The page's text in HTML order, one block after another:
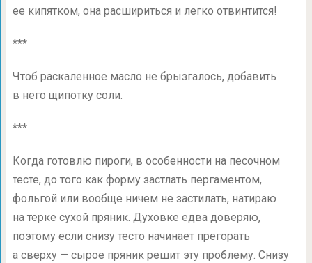
ее кипятком, она расшириться и легко отвинтится!
***
Чтоб раскаленное масло не брызгалось, добавить
в него щипотку соли.
***
Когда готовлю пироги, в особенности на песочном
тесте, до того как форму застлать пергаментом,
фольгой или вообще ничем не застилать, натираю
на терке сухой пряник. Духовке едва доверяю,
поэтому если снизу тесто начинает прегорать
а сверху — сырое пряник решит эту проблему. Снизу